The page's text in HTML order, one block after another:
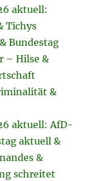
aktuell:
Tichys
Bundestag
– Hilse &
&
aktuell: AfD-
aktuell &
&
schreitet